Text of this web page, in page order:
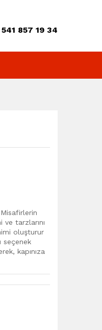
857 19 34
ve tarzlarını
oluşturur
seçenek
kapınıza